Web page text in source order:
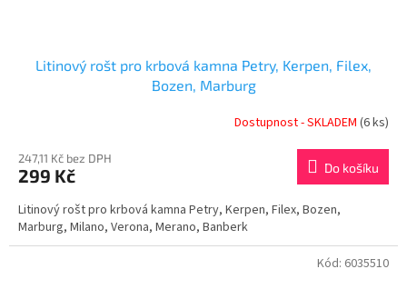
Litinový rošt pro krbová kamna Petry, Kerpen, Filex,
Bozen, Marburg
Dostupnost - SKLADEM (6 ks)
247,11 Kč bez DPH
299 Kč Do košíku
Litinový rošt pro krbová kamna Petry, Kerpen, Filex, Bozen,
Marburg, Milano, Verona, Merano, Banberk
Kód: 6035510